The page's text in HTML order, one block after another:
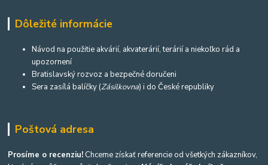
Dôležité informácie
Návod na použitie akvárií, akvaterárií, terárií a niekoľko rád a
upozornení
Bratislavský rozvoz a bezpečné doručeni
Sera zasílá balíčky (Zásilkovna) i do České republiky
Poštová adresa
Prosíme o recenziu! Chceme získať referencie od všetkých zákazníkov,